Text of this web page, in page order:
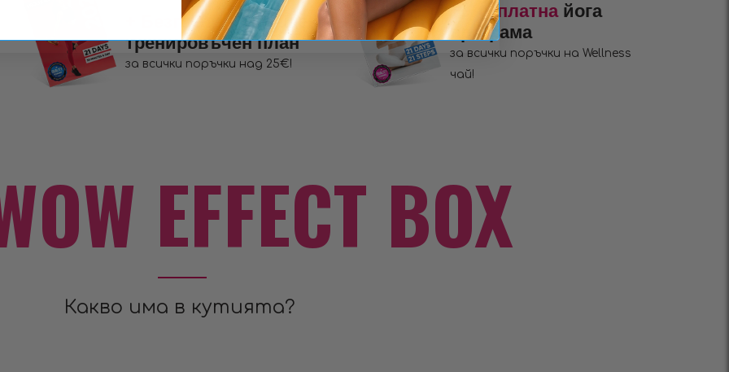
+ Безплатендомашен
тренировъчен план
за всички поръчки над 25€!
+ Безплатнайога
програма
за всички поръчки на Wellness
чай!
EFFECT BOX
Какво има в кутията?